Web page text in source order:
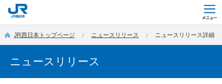
JR西日本トップページ ニュースリリース ニュースリリース詳細
ニュースリリース